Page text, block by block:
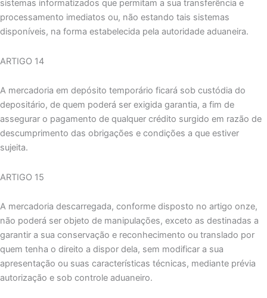
sistemas informatizados que permitam a sua transferência e
processamento imediatos ou, não estando tais sistemas
disponíveis, na forma estabelecida pela autoridade aduaneira.
ARTIGO 14
A mercadoria em depósito temporário ficará sob custódia do
depositário, de quem poderá ser exigida garantia, a fim de
assegurar o pagamento de qualquer crédito surgido em razão de
descumprimento das obrigações e condições a que estiver
sujeita.
ARTIGO 15
A mercadoria descarregada, conforme disposto no artigo onze,
não poderá ser objeto de manipulações, exceto as destinadas a
garantir a sua conservação e reconhecimento ou translado por
quem tenha o direito a dispor dela, sem modificar a sua
apresentação ou suas características técnicas, mediante prévia
autorização e sob controle aduaneiro.